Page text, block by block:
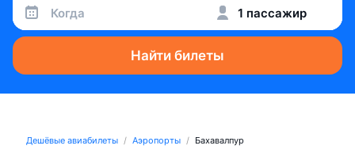
Когда 1 пассажир
Найти билеты
Дешёвые авиабилеты Аэропорты Бахавалпур